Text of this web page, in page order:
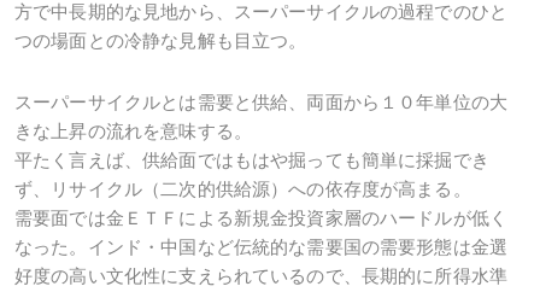
方で中長期的な見地から、スーパーサイクルの過程でのひと
つの場面との冷静な見解も目立つ。
スーパーサイクルとは需要と供給、両面から１０年単位の大
きな上昇の流れを意味する。
平たく言えば、供給面ではもはや掘っても簡単に採掘でき
ず、リサイクル（二次的供給源）への依存度が高まる。
需要面では金ＥＴＦによる新規金投資家層のハードルが低く
なった。インド・中国など伝統的な需要国の需要形態は金選
好度の高い文化性に支えられているので、長期的に所得水準